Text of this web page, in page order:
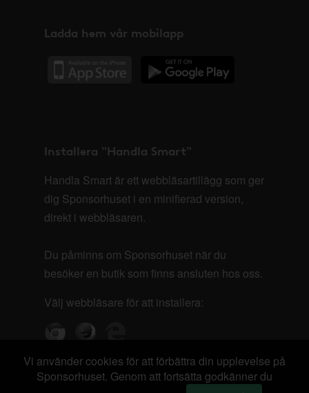
Ladda hem vår mobilapp
Installera "Handla Smart"
Handla Smart är ett webbläsartillägg som ger
dig Sponsorhuset i en minifierad version,
direkt i webbläsaren.
Du påminns om Sponsorhuset när du
besöker en butik som finns ansluten hos oss.
Välj webbläsare för att installera:
Vi använder cookies för att förbättra din upplevelse på
Sponsorhuset. Genom att fortsätta godkänner du